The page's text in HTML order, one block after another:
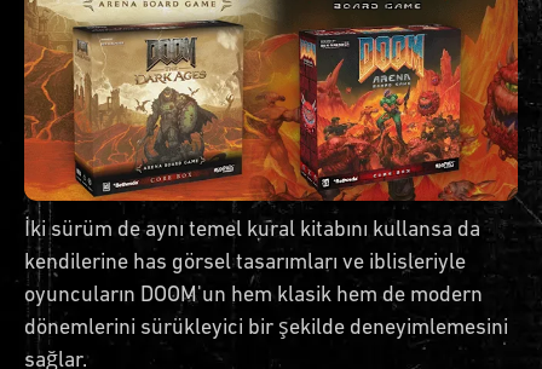
İki sürüm de aynı temel kural kitabını kullansa da
kendilerine has görsel tasarımları ve iblisleriyle
oyuncuların DOOM'un hem klasik hem de modern
dönemlerini sürükleyici bir şekilde deneyimlemesini
sağlar.